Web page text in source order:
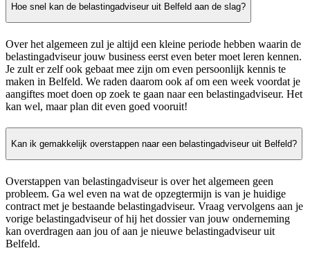
Hoe snel kan de belastingadviseur uit Belfeld aan de slag?
Over het algemeen zul je altijd een kleine periode hebben waarin de
belastingadviseur jouw business eerst even beter moet leren kennen.
Je zult er zelf ook gebaat mee zijn om even persoonlijk kennis te
maken in Belfeld. We raden daarom ook af om een week voordat je
aangiftes moet doen op zoek te gaan naar een belastingadviseur. Het
kan wel, maar plan dit even goed vooruit!
Kan ik gemakkelijk overstappen naar een belastingadviseur uit Belfeld?
Overstappen van belastingadviseur is over het algemeen geen
probleem. Ga wel even na wat de opzegtermijn is van je huidige
contract met je bestaande belastingadviseur. Vraag vervolgens aan je
vorige belastingadviseur of hij het dossier van jouw onderneming
kan overdragen aan jou of aan je nieuwe belastingadviseur uit
Belfeld.